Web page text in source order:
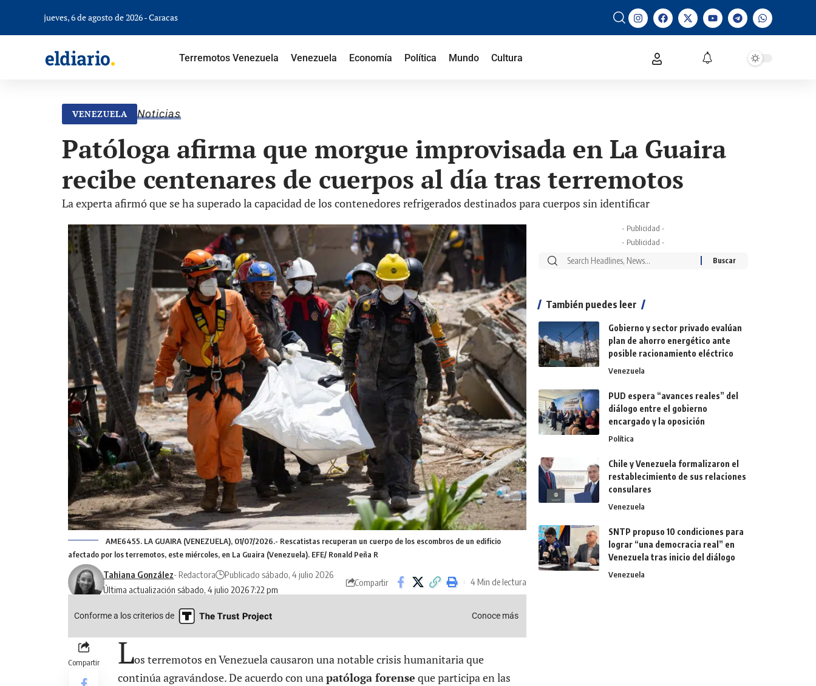
jueves, 6 de agosto de 2026 - Caracas
Terremotos Venezuela Venezuela Economía Política Mundo Cultura
VENEZUELA Noticias
Patóloga afirma que morgue improvisada en La Guaira
recibe centenares de cuerpos al día tras terremotos
La experta afirmó que se ha superado la capacidad de los contenedores refrigerados destinados para cuerpos sin identificar
AME6455. LA GUAIRA (VENEZUELA), 01/07/2026.- Rescatistas recuperan un cuerpo de los escombros de un edificio
afectado por los terremotos, este miércoles, en La Guaira (Venezuela). EFE/ Ronald Peña R
Última actualización sábado, 4 julio 2026 7:22 pm
Tahiana González- Redactora Publicado sábado, 4 julio 2026
Compartir 4 Min de lectura
Conforme a los criterios de Conoce más
Compartir Los terremotos en Venezuela causaron una notable crisis humanitaria que
continúa agravándose. De acuerdo con unapatóloga forense que participa en las
- Publicidad -
- Publicidad -
También puedes leer
Gobierno y sector privado evalúan
plan de ahorro energético ante
posible racionamiento eléctrico
Venezuela
PUD espera “avances reales” del
diálogo entre el gobierno
encargado y la oposición
Política
Chile y Venezuela formalizaron el
restablecimiento de sus relaciones
consulares
Venezuela
SNTP propuso 10 condiciones para
lograr “una democracia real” en
Venezuela tras inicio del diálogo
Venezuela